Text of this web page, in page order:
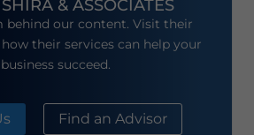
& ASSOCIATES
behind our content. Visit their
their services can help your
business succeed.
Find an Advisor